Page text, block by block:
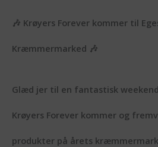
🎶 Krøyers Forever kommer til
Kræmmermarked 🎶
Glæd jer til en fantastisk
Krøyers Forever kommer og
produkter på årets